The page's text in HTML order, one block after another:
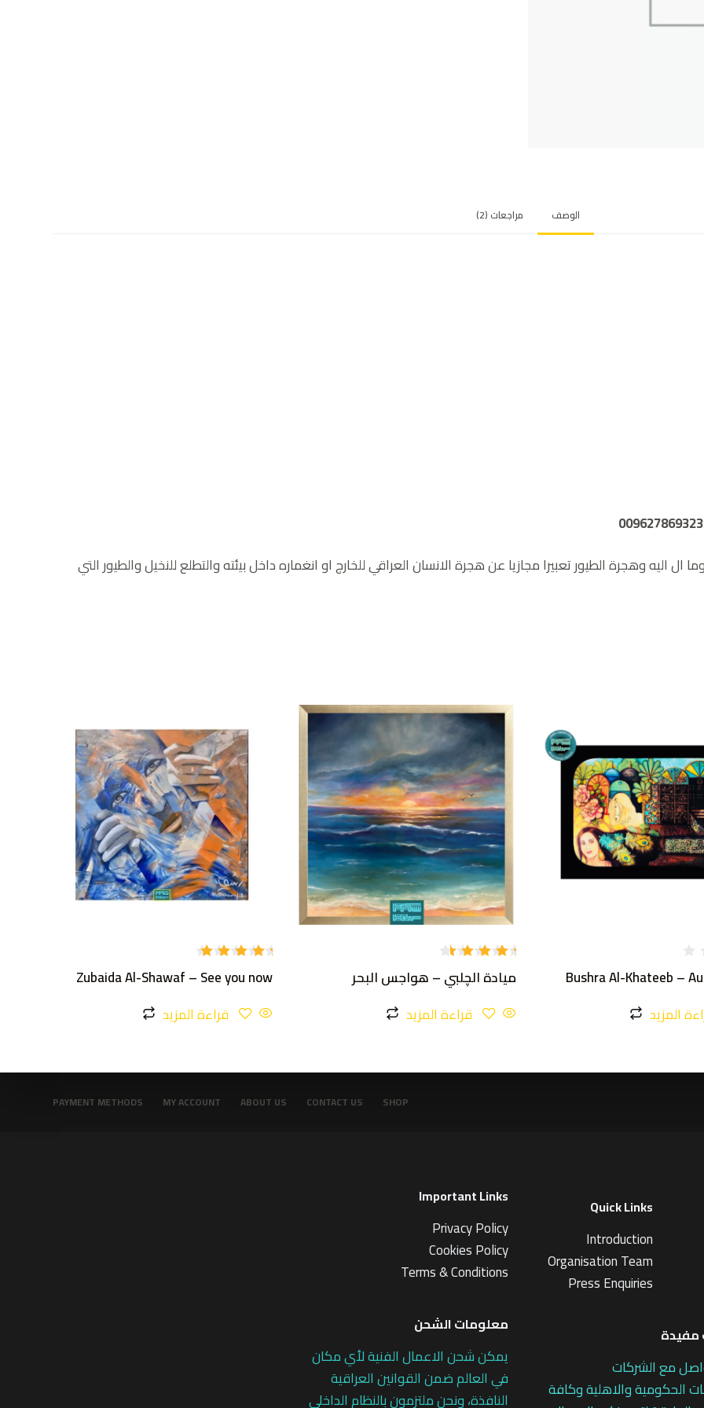
الوصف مراجعات (2)
ال اليه وهجرة الطيور تعبيرا مجازيا عن هجرة الانسان العراقي للخارج او انغماره داخل بيئته والتطلع للنخيل والطيور التي
Bushra Al-Khateeb –
المزيد
التقييم
4.20
ميادة الچلبي – هواجس البحر
قراءة المزيد
التقييم
5.00من
Zubaida Al-Shawaf – See you now
قراءة المزيد
SHOP
CONTACT US
ABOUT US
MY ACCOUNT
PAYMENT METHODS
Quick Links
Introduction
Organisation Team
Press Enquiries
مفيدة
مع الشركات
الحكومية والاهلية وكافة
Important Links
Privacy Policy
Cookies Policy
Terms & Conditions
معلومات الشحن
يمكن شحن الاعمال الفنية لأي مكان
في العالم ضمن القوانين العراقية
النافذة، ونحن ملتزمون بالنظام الداخلي